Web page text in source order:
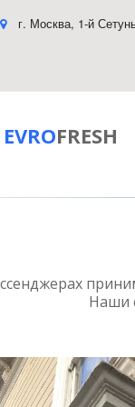
г. Москва, 1-й
EVROFRESH
Наши